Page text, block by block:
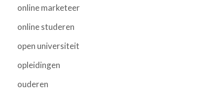
online marketeer
online studeren
open universiteit
opleidingen
ouderen